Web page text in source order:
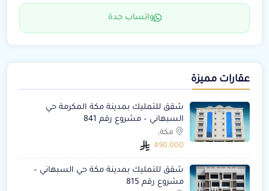
واتساب جدة
عقارات مميزة
شقق للتمليك بمدينة مكة المكرمة حي
السبهاني – مشروع رقم 841
مكة,
490,000
شقق للتمليك بمدينة مكة حي السبهاني –
مشروع رقم 815